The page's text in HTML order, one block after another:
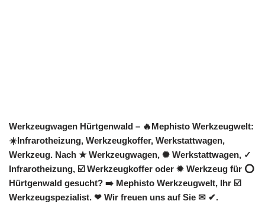
Werkzeugwagen Hürtgenwald – 🔥Mephisto Werkzeugwelt:
☀️Infrarotheizung, Werkzeugkoffer, Werkstattwagen,
Werkzeug. Nach ★ Werkzeugwagen, ✺ Werkstattwagen, ✓
Infrarotheizung, ☑️ Werkzeugkoffer oder ✹ Werkzeug für ⭕
Hürtgenwald gesucht? ➡️ Mephisto Werkzeugwelt, Ihr ☑️
Werkzeugspezialist. ❤ Wir freuen uns auf Sie ✉ ✔.